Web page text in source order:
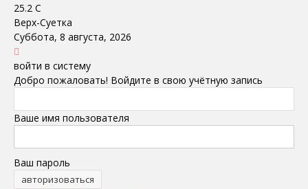
25.2 C
Верх-Суетка
Суббота, 8 августа, 2026
войти в систему
Добро пожаловать! Войдите в свою учётную запись
Ваше имя пользователя
Ваш пароль